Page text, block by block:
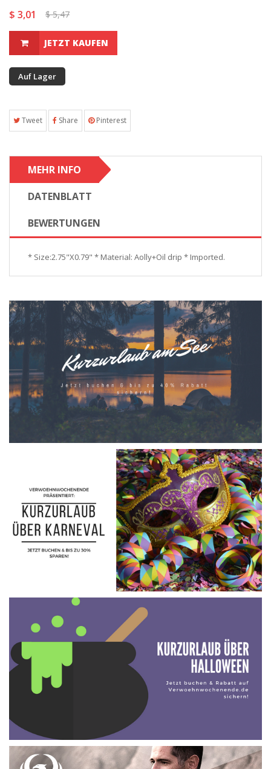
$ 3,01 $ 5,47
JETZT KAUFEN
Auf Lager
Tweet Share Pinterest
MEHR INFO
DATENBLATT
BEWERTUNGEN
* Size:2.75"X0.79" * Material: Aolly+Oil drip * Imported.